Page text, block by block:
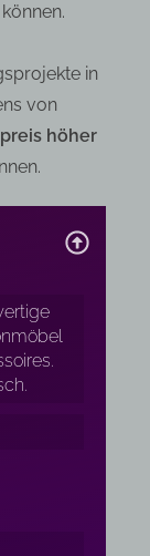
in
von
höher